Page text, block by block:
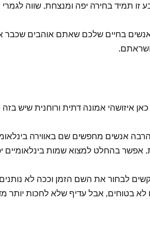
תמיד בחירה יפה ומנצחת. שווה לגמרי
בחיים שלכם שאתם אוהבים שכבר
איזושהי אמונה דתית ורוחנית שיש
אנשים מחפשים שם באווירה
אפשר בהחלט למצוא שמות בינלאומיים
לבחור את השם הזמן וככה לא
בטוחים, אבל עדיף שלא לחכות יותר